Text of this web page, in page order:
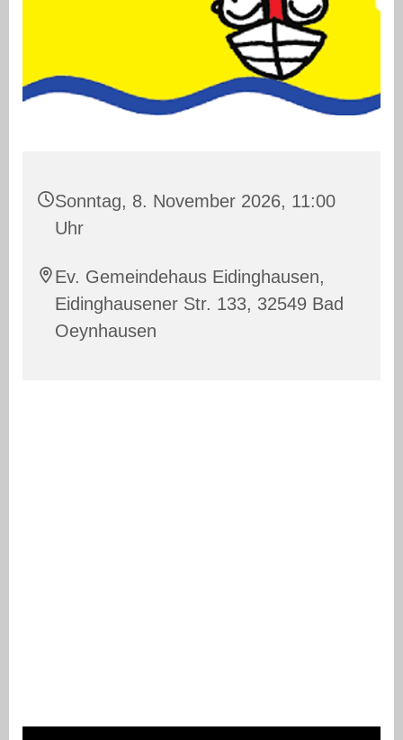
Sonntag, 8. November 2026, 11:00
Uhr
Ev. Gemeindehaus Eidinghausen,
Eidinghausener Str. 133, 32549 Bad
Oeynhausen